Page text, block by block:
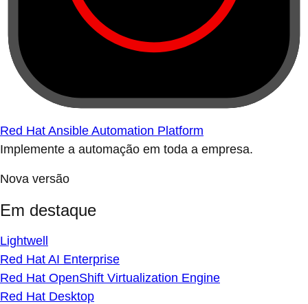
Red Hat Ansible Automation Platform
Implemente a automação em toda a empresa.
Nova versão
Em destaque
Lightwell
Red Hat AI Enterprise
Red Hat OpenShift Virtualization Engine
Red Hat Desktop